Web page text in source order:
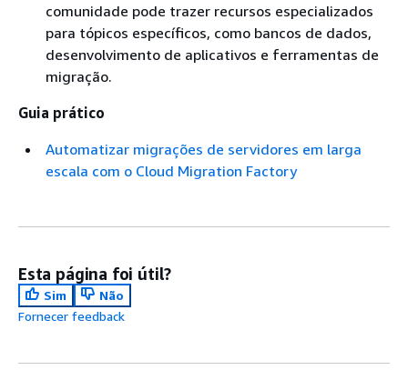
comunidade pode trazer recursos especializados
para tópicos específicos, como bancos de dados,
desenvolvimento de aplicativos e ferramentas de
migração.
Guia prático
Automatizar migrações de servidores em larga
escala com o Cloud Migration Factory
Esta página foi útil?
Sim
Não
Fornecer feedback